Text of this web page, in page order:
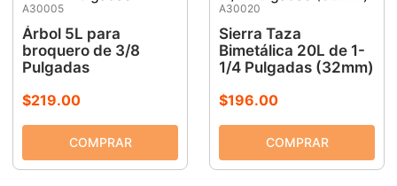
A30005
Árbol 5L para
broquero de 3/8
Pulgadas
$219.00
A30020
Sierra Taza
Bimetálica 20L de 1-
1/4 Pulgadas (32mm)
$196.00